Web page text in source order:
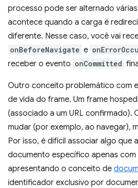
processo pode ser alternado
acontece quando a carga é
diferente. Nesse caso, você vai
onBeforeNavigate e
receber o evento onCommitted
Outro conceito problemático com
de vida do frame. Um frame
(associado a um URL confirmado).
mudar (por exemplo, ao navegar),
Por isso, é difícil associar algo que
documento específico apenas com
apresentando o conceito de
identificador exclusivo por